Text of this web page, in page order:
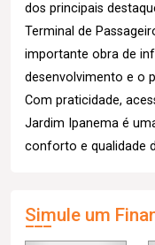
dos principais
Terminal de
importante obra de
desenvolvimento e o
Com praticidade,
Jardim Ipanema é
conforto e qualidade
Simule um